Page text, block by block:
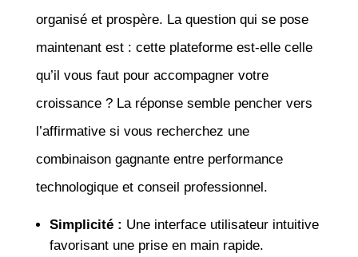
organisé et prospère. La question qui se pose
maintenant est : cette plateforme est-elle celle
qu’il vous faut pour accompagner votre
croissance ? La réponse semble pencher vers
l’affirmative si vous recherchez une
combinaison gagnante entre performance
technologique et conseil professionnel.
Simplicité : Une interface utilisateur intuitive
favorisant une prise en main rapide.